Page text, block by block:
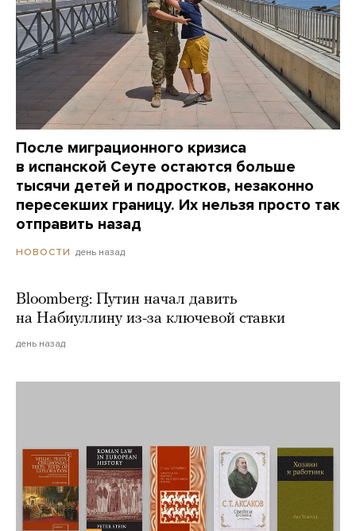
После миграционного кризиса
в испанской Сеуте остаются больше
тысячи детей и подростков, незаконно
пересекших границу. Их нельзя просто так
отправить назад
НОВОСТИ день назад
Bloomberg: Путин начал давить
на Набиуллину из-за ключевой ставки
день назад